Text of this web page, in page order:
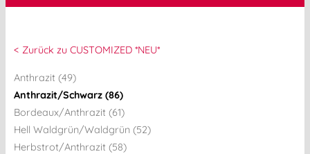
< Zurück zu CUSTOMIZED *NEU*
Anthrazit (49)
Anthrazit/Schwarz (86)
Bordeaux/Anthrazit (61)
Hell Waldgrün/Waldgrün (52)
Herbstrot/Anthrazit (58)